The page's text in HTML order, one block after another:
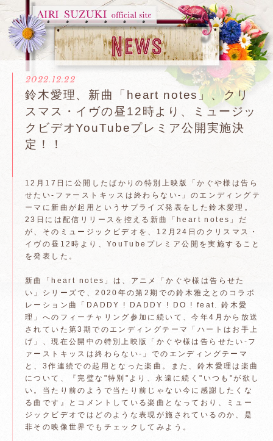
2022.12.22
鈴木愛理、新曲「heart notes」、クリ
スマス・イヴの昼12時より、ミュージッ
クビデオYouTubeプレミア公開実施決
定！！
12月17日に公開したばかりの特別上映版「かぐや様は告ら
せたい-ファーストキッスは終わらない-」のエンディングテ
ーマに新曲が起用というサプライズ発表をした鈴木愛理。
23日には配信リリースを控える新曲「heart notes」だ
が、そのミュージックビデオを、12月24日のクリスマス・
イヴの昼12時より、YouTubeプレミア公開を実施すること
を発表した。
新曲「heart notes」は、アニメ「かぐや様は告らせた
い」シリーズで、2020年の第2期での鈴木雅之とのコラボ
レーション曲「DADDY ! DADDY ! DO ! feat. 鈴木愛
理」へのフィーチャリング参加に続いて、今年4月から放送
されていた第3期でのエンディングテーマ「ハートはお手上
げ」、現在公開中の特別上映版「かぐや様は告らせたい-フ
ァーストキッスは終わらない-」でのエンディングテーマ
と、3作連続での起用となった楽曲。また、鈴木愛理は楽曲
について、『完璧な"特別"より、永遠に続く"いつも"が欲し
い。当たり前のようで当たり前じゃない今に感謝したくな
る曲です』とコメントしている楽曲となっており、ミュー
ジックビデオではどのような表現が施されているのか、是
非その映像世界でもチェックしてみよう。